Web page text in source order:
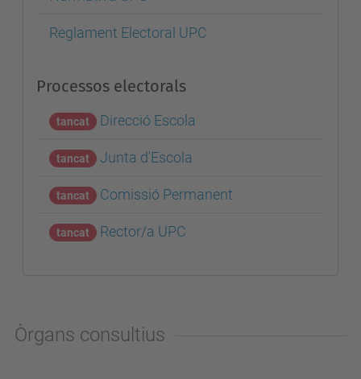
Reglament Electoral UPC
Processos electorals
tancat Direcció Escola
tancat Junta d'Escola
tancat Comissió Permanent
tancat Rector/a UPC
Òrgans consultius